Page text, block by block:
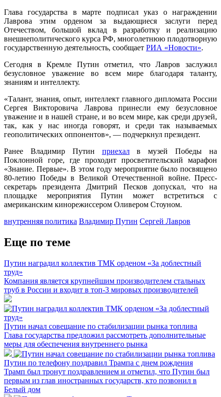
Глава государства в марте подписал указ о награждении
Лаврова этим орденом за выдающиеся заслуги перед
Отечеством, большой вклад в разработку и реализацию
внешнеполитического курса РФ, многолетнюю плодотворную
государственную деятельность, сообщает РИА «Новости».
Сегодня в Кремле Путин отметил, что Лавров заслужил
безусловное уважение во всем мире благодаря таланту,
знаниям и интеллекту.
«Талант, знания, опыт, интеллект главного дипломата России
Сергея Викторовича Лаврова принесли ему безусловное
уважение и в нашей стране, и во всем мире, как среди друзей,
так, как у нас иногда говорят, и среди так называемых
геополитических оппонентов», — подчеркнул президент.
Ранее Владимир Путин приехалв музей Победы на
Поклонной горе, где проходит просветительский марафон
«Знание. Первые». В этом году мероприятие было посвящено
80-летию Победы в Великой Отечественной войне. Пресс-
секретарь президента Дмитрий Песков допускал, что на
площадке мероприятия Путин может встретиться с
американским кинорежиссером Оливером Стоуном.
внутренняя политика Владимир Путин Сергей Лавров
Еще по теме
Путин наградил коллектив ТМК орденом «За доблестный
труд»
Компания является крупнейшим производителем стальных
труб в России и входит в топ-3 мировых производителей
Путин начал совещание по стабилизации рынка топлива
Глава государства предложил рассмотреть дополнительные
меры для обеспечения внутреннего рынка
Путин по телефону поздравил Трампа с днем рождения
Трамп был тронут поздравлением и отметил, что Путин был
первым из глав иностранных государств, кто позвонил в
Белый дом